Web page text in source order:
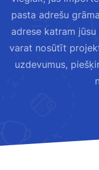
pasta adrešu
adrese katram
varat nosūtīt
uzdevumus,